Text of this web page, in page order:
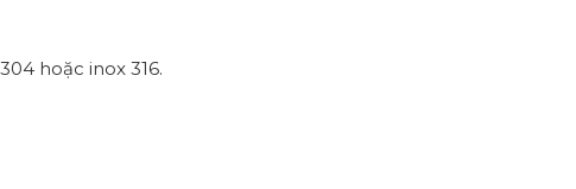
hoặc inox 316.